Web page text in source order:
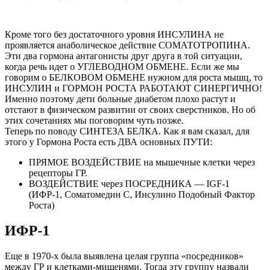
Кроме того без достаточного уровня ИНСУЛИНА не
проявляется анаболическое действие СОМАТОТРОПИНА.
Эти два гормона антагонисты друг друга в той ситуации,
когда речь идет о УГЛЕВОДНОМ ОБМЕНЕ. Если же мы
говорим о БЕЛКОВОМ ОБМЕНЕ нужном для роста мышц, то
ИНСУЛИН и ГОРМОН РОСТА РАБОТАЮТ СИНЕРГИЧНО!
Именно поэтому дети больные диабетом плохо растут и
отстают в физическом развитии от своих сверстников. Но об
этих сочетаниях мы поговорим чуть позже.
Теперь по поводу СИНТЕЗА БЕЛКА. Как я вам сказал, для
этого у Гормона Роста есть ДВА основных ПУТИ:
ПРЯМОЕ ВОЗДЕЙСТВИЕ на мышечные клетки через
рецепторы ГР.
ВОЗДЕЙСТВИЕ через ПОСРЕДНИКА — IGF-1
(ИФР-1, Соматомедин С, Инсулино Подобный Фактор
Роста)
ИФР-1
Еще в 1970-х была выявлена целая группа «посредников»
между ГР и клетками-мишенями. Тогда эту группу назвали